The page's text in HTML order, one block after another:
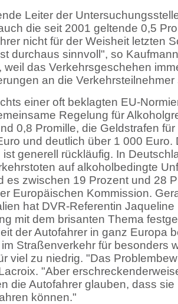
Leiter der
die seit 2001 geltende 0,5
nicht für der Weisheit letzten
durchaus sinnvoll", so
weil das Verkehrsgeschehen
an die
einer oft beklagten EU-
Regelung für
0,8 Promille, die Geldstrafen
und deutlich über 1 000 Euro.
generell rückläufig. In
auf alkoholbedingte
es zwischen 19 Prozent und 28
Europäischen Kommission.
hat DVR-Referentin
mit dem brisanten Thema
der Autofahrer in ganz Europa
Straßenverkehr für besonders
viel zu niedrig. "Das
"Aber
die Autofahrer glauben, dass
können."